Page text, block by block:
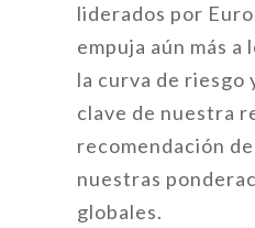
liderados por
empuja aún más a
la curva de riesgo
clave de nuestra
recomendación
nuestras
globales.